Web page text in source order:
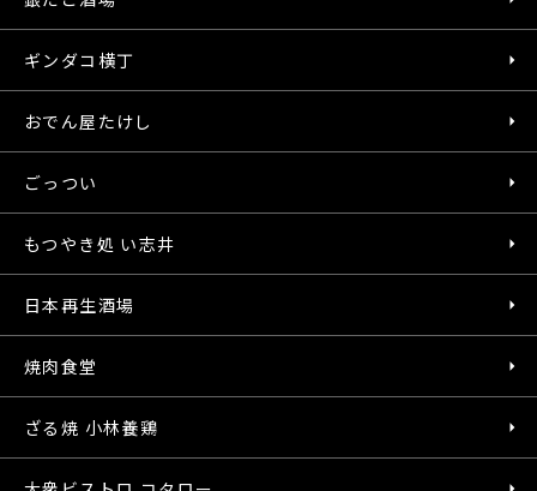
ギンダコ横丁
おでん屋たけし
ごっつい
もつやき処 い志井
日本再生酒場
焼肉食堂
ざる焼 小林養鶏